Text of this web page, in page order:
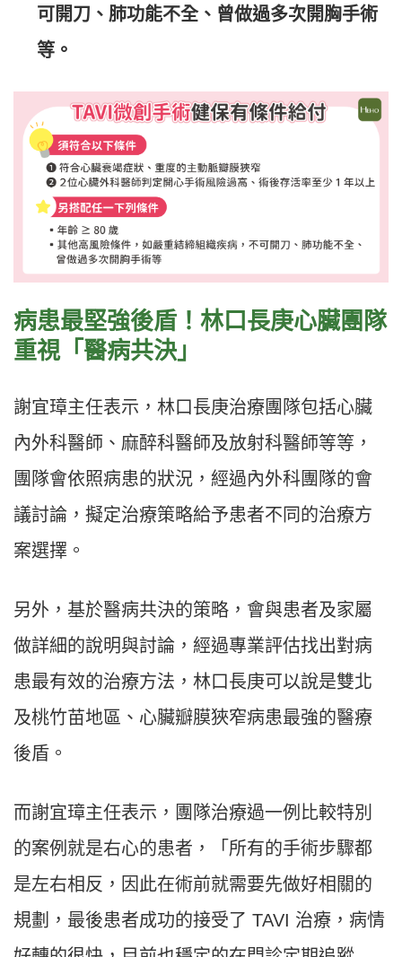
可開刀、肺功能不全、曾做過多次開胸手術
等。
病患最堅強後盾！林口長庚心臟團隊
重視「醫病共決」
謝宜璋主任表示，林口長庚治療團隊包括心臟
內外科醫師、麻醉科醫師及放射科醫師等等，
團隊會依照病患的狀況，經過內外科團隊的會
議討論，擬定治療策略給予患者不同的治療方
案選擇。
另外，基於醫病共決的策略，會與患者及家屬
做詳細的說明與討論，經過專業評估找出對病
患最有效的治療方法，林口長庚可以說是雙北
及桃竹苗地區、心臟瓣膜狹窄病患最強的醫療
後盾。
而謝宜璋主任表示，團隊治療過一例比較特別
的案例就是右心的患者，「所有的手術步驟都
是左右相反，因此在術前就需要先做好相關的
規劃，最後患者成功的接受了 TAVI 治療，病情